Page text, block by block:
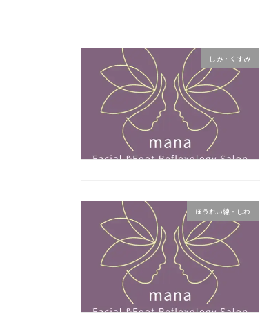
しみ・くすみ
ほうれい線・しわ